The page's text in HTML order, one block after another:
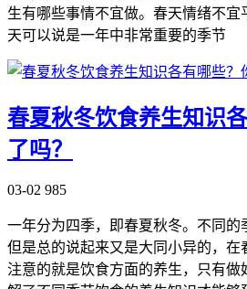
生有哪些事情不宜做。春天情绪不
天可以说是一年中非常重要的季节
春夏秋冬饮食养生知识
了吗？
03-02 985
一年分为四季，即春夏秋冬。不同的
但是总的说起来又是大同小异的，在
注意的就是饮食方面的养生，只有做